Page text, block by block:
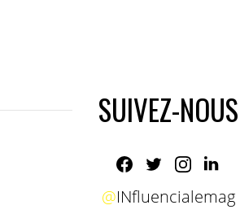
SUIVEZ-NOUS
@INfluencialemag